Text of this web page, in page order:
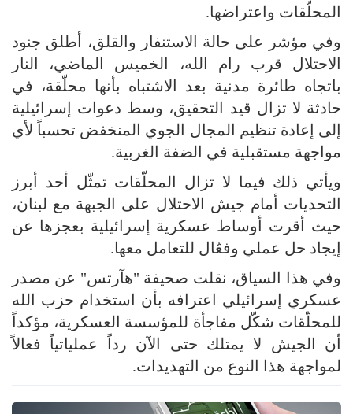
المحلّقات واعتراضها.
وفي مؤشر على حالة الاستنفار والقلق، أطلق جنود
الاحتلال قرب رام الله، الخميس الماضي، النار
باتجاه طائرة مدنية بعد الاشتباه بأنها محلّقة، في
حادثة لا تزال قيد التحقيق، وسط دعوات إسرائيلية
إلى إعادة تنظيم المجال الجوي المنخفض تحسباً لأي
مواجهة مستقبلية في الضفة الغربية.
ويأتي ذلك فيما لا تزال المحلّقات تمثّل أحد أبرز
التحديات أمام جيش الاحتلال على الجبهة مع لبنان،
حيث أقرت أوساط عسكرية إسرائيلية بعجزها عن
إيجاد حل عملي وفعّال للتعامل معها.
وفي هذا السياق، نقلت صحيفة "هآرتس" عن مصدر
عسكري إسرائيلي اعترافه بأن استخدام حزب الله
للمحلّقات شكّل مفاجأة للمؤسسة العسكرية، مؤكداً
أن الجيش لا يمتلك حتى الآن رداً عملياتياً فعالاً
لمواجهة هذا النوع من التهديدات.